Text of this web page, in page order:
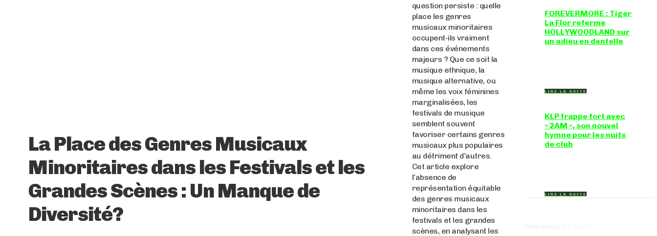
La Place des Genres Musicaux
Minoritaires dans les Festivals et les
Grandes Scènes : Un Manque de
Diversité?
question persiste : quelle
place les genres
musicaux minoritaires
occupent-ils vraiment
dans ces événements
majeurs ? Que ce soit la
musique ethnique, la
musique alternative, ou
même les voix féminines
marginalisées, les
festivals de musique
semblent souvent
favoriser certains genres
musicaux plus populaires
au détriment d’autres.
Cet article explore
l’absence de
représentation équitable
des genres musicaux
minoritaires dans les
festivals et les grandes
scènes, en analysant les
FOREVERMORE : Tiger
La Flor referme
HOLLYWOODLAND sur
un adieu en dentelle
LIRE LA SUITE
KLP frappe fort avec
« 2AM », son nouvel
hymne pour les nuits
de club
LIRE LA SUITE